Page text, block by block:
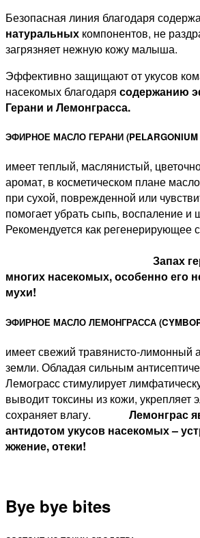
Безопасная линия благодаря
натуральных компонентов, не
загрязняет нежную кожу малыша.
Эффективно защищают от укусов
насекомых благодаря содержанию
Герани и Лемонграсса.
ЭФИРНОЕ МАСЛО ГЕРАНИ (PELARGONIUM
имеет теплый, маслянистый,
аромат, в косметическом плане
при сухой, поврежденной или
помогает убрать сыпь, воспаление и
Рекомендуется как
Запах
многих насекомых, особенно его
мухи!
ЭФИРНОЕ МАСЛО ЛЕМОНГРАССА
имеет свежий травянисто-лимонный
земли. Обладая сильным
Лемограcс стимулирует
выводит токсины из кожи, укрепляет
сохраняет влагу. Лемонграс
антидотом укусов насекомых –
жжение, отеки!
Bye bye bites